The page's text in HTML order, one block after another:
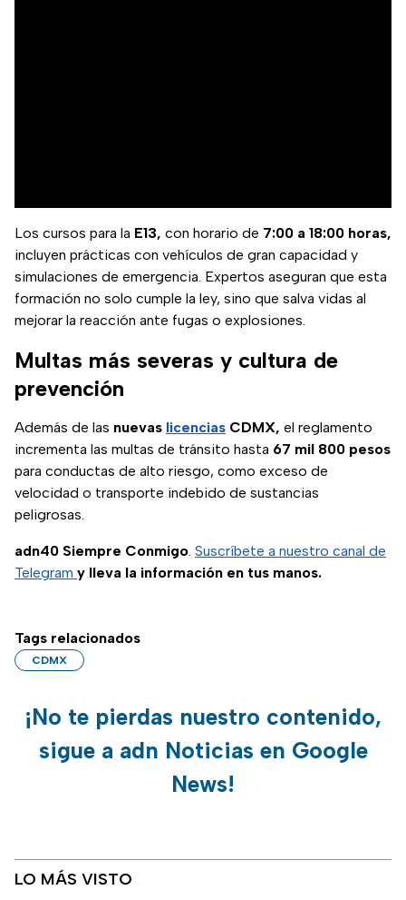
Los cursos para la E13, con horario de 7:00 a 18:00 horas,
incluyen prácticas con vehículos de gran capacidad y
simulaciones de emergencia. Expertos aseguran que esta
formación no solo cumple la ley, sino que salva vidas al
mejorar la reacción ante fugas o explosiones.
Multas más severas y cultura de
prevención
Además de las nuevas licencias CDMX, el reglamento
incrementa las multas de tránsito hasta 67 mil 800 pesos
para conductas de alto riesgo, como exceso de
velocidad o transporte indebido de sustancias
peligrosas.
adn40 Siempre Conmigo. Suscríbete a nuestro canal de
Telegram y lleva la información en tus manos.
Tags relacionados
CDMX
¡No te pierdas nuestro contenido,
sigue a adn Noticias en Google
News!
LO MÁS VISTO